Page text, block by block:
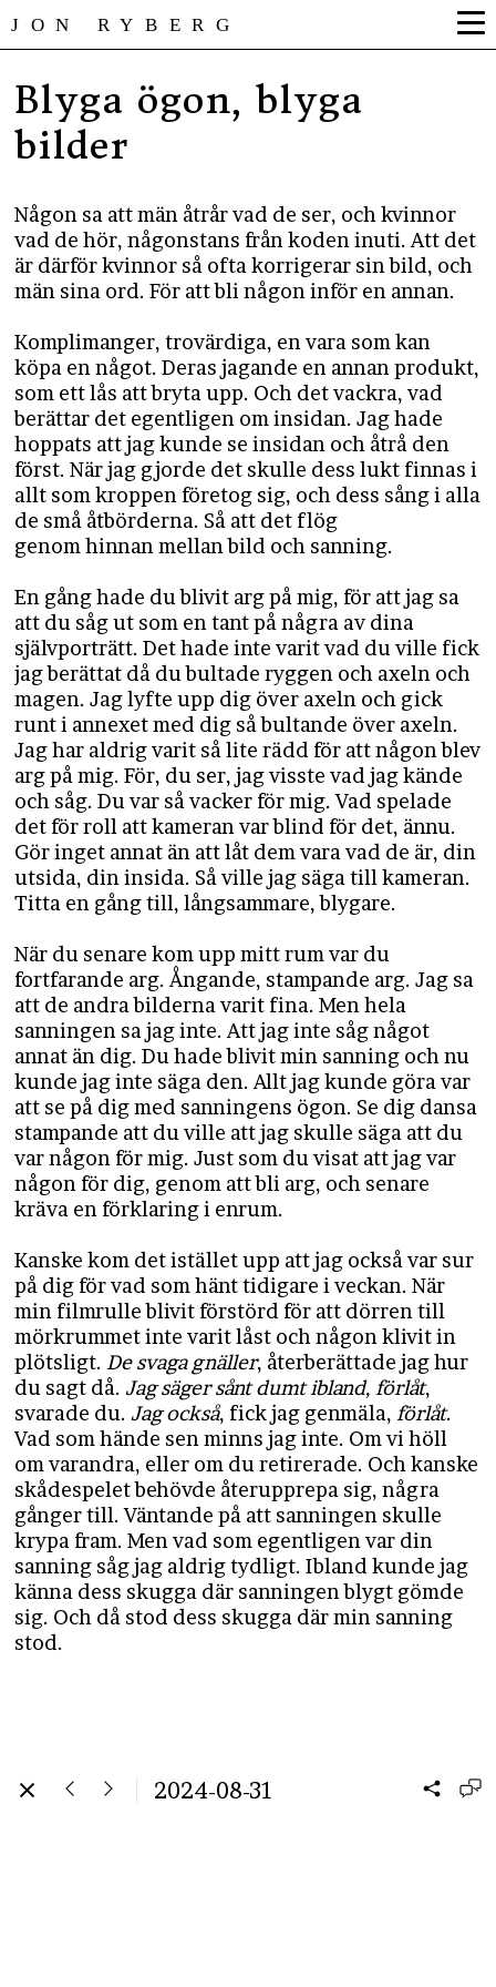
JON RYBERG
Blyga ögon, blyga
bilder
Någon sa att män åtrår vad de ser, och kvinnor
vad de hör, någonstans från koden inuti. Att det
är därför kvinnor så ofta korrigerar sin bild, och
män sina ord. För att bli någon inför en annan.
Komplimanger, trovärdiga, en vara som kan
köpa en något. Deras jagande en annan produkt,
som ett lås att bryta upp. Och det vackra, vad
berättar det egentligen om insidan. Jag hade
hoppats att jag kunde se insidan och åtrå den
först. När jag gjorde det skulle dess lukt finnas i
allt som kroppen företog sig, och dess sång i alla
de små åtbörderna. Så att det flög
genom hinnan mellan bild och sanning.
En gång hade du blivit arg på mig, för att jag sa
att du såg ut som en tant på några av dina
självporträtt. Det hade inte varit vad du ville fick
jag berättat då du bultade ryggen och axeln och
magen. Jag lyfte upp dig över axeln och gick
runt i annexet med dig så bultande över axeln.
Jag har aldrig varit så lite rädd för att någon blev
arg på mig. För, du ser, jag visste vad jag kände
och såg. Du var så vacker för mig. Vad spelade
det för roll att kameran var blind för det, ännu.
Gör inget annat än att låt dem vara vad de är, din
utsida, din insida. Så ville jag säga till kameran.
Titta en gång till, långsammare, blygare.
När du senare kom upp mitt rum var du
fortfarande arg. Ångande, stampande arg. Jag sa
att de andra bilderna varit fina. Men hela
sanningen sa jag inte. Att jag inte såg något
annat än dig. Du hade blivit min sanning och nu
kunde jag inte säga den. Allt jag kunde göra var
att se på dig med sanningens ögon. Se dig dansa
stampande att du ville att jag skulle säga att du
var någon för mig. Just som du visat att jag var
någon för dig, genom att bli arg, och senare
kräva en förklaring i enrum.
Kanske kom det istället upp att jag också var sur
på dig för vad som hänt tidigare i veckan. När
min filmrulle blivit förstörd för att dörren till
mörkrummet inte varit låst och någon klivit in
plötsligt. De svaga gnäller, återberättade jag hur
du sagt då. Jag säger sånt dumt ibland, förlåt,
svarade du. Jag också, fick jag genmäla, förlåt.
Vad som hände sen minns jag inte. Om vi höll
om varandra, eller om du retirerade. Och kanske
skådespelet behövde återupprepa sig, några
gånger till. Väntande på att sanningen skulle
krypa fram. Men vad som egentligen var din
sanning såg jag aldrig tydligt. Ibland kunde jag
känna dess skugga där sanningen blygt gömde
sig. Och då stod dess skugga där min sanning
stod.
2024-08-31